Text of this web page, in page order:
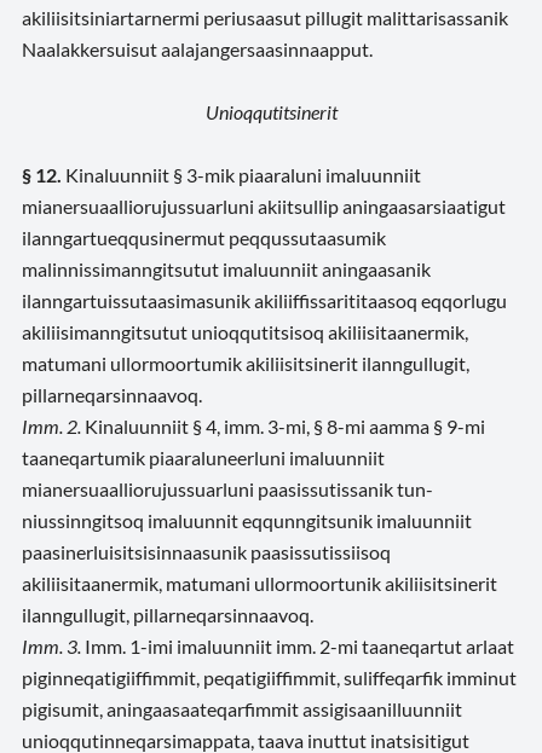
akiliisitsiniartarnermi periusaasut pillugit malittarisassanik
Naalakkersuisut aalajangersaasinnaapput.
Unioqqutitsinerit
§ 12. Kinaluunniit § 3-mik piaaraluni imaluunniit
mianersuaalliorujussuarluni akiitsullip aningaasarsiaatigut
ilanngartueqqusinermut peqqussutaasumik
malinnissimanngitsutut imaluunniit aningaasanik
ilanngartuissutaasimasunik akiliiffissarititaasoq eqqorlugu
akiliisimanngitsutut unioqqutitsisoq akiliisitaanermik,
matumani ullormoortumik akiliisitsinerit ilanngullugit,
pillarneqarsinnaavoq.
Imm. 2. Kinaluunniit § 4, imm. 3-mi, § 8-mi aamma § 9-mi
taaneqartumik piaaraluneerluni imaluunniit
mianersuaalliorujussuarluni paasissutissanik tun-
niussinngitsoq imaluunnit eqqunngitsunik imaluunniit
paasinerluisitsisinnaasunik paasissutissiisoq
akiliisitaanermik, matumani ullormoortunik akiliisitsinerit
ilanngullugit, pillarneqarsinnaavoq.
Imm. 3. Imm. 1-imi imaluunniit imm. 2-mi taaneqartut arlaat
piginneqatigiiffimmit, peqatigiiffimmit, suliffeqarfik imminut
pigisumit, aningaasaateqarfimmit assigisaanilluunniit
unioqqutinneqarsimappata, taava inuttut inatsisitigut